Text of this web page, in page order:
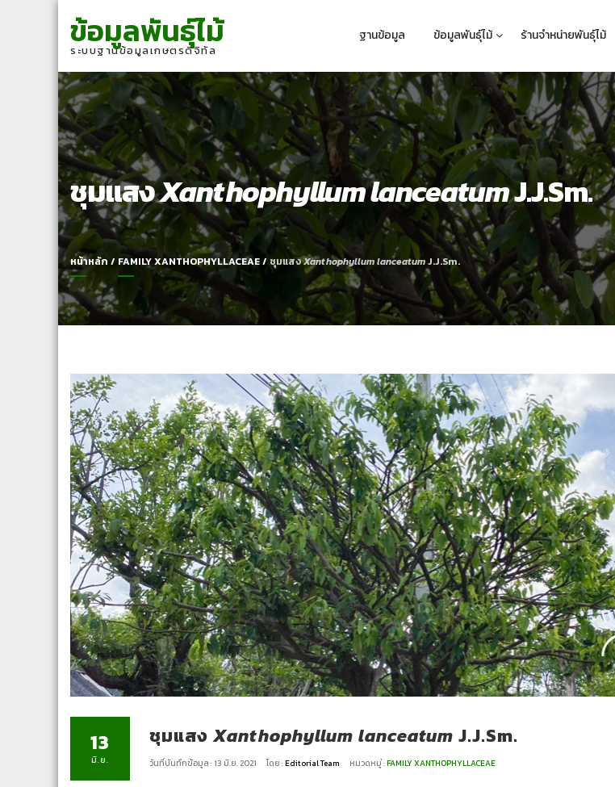
navigation
content
ข้อมูลพันธุ์ไม้
ระบบฐานข้อมูลเกษตรดิจิทัล
ฐานข้อมูล ข้อมูลพันธุ์ไม้ ร้านจำหน่ายพันธุ์ไม้
ชุมแสงXanthophyllum lanceatumJ.J.Sm.
หน้าหลัก / FAMILY XANTHOPHYLLACEAE/ ชุมแสงXanthophyllum lanceatumJ.J.Sm.
13
มิ.ย.
ชุมแสงXanthophyllum lanceatum J.J.Sm.
วันที่บันทึกข้อมูล : 13 มิ.ย. 2021 โดย :Editorial Team หมวดหมู่ :FAMILY XANTHOPHYLLACEAE